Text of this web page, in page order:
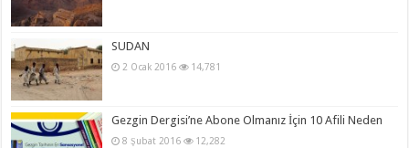
SUDAN
2 Ocak 2016 14,781
Gezgin Dergisi’ne Abone Olmanız İçin 10 Afili Neden
8 Şubat 2016 12,282